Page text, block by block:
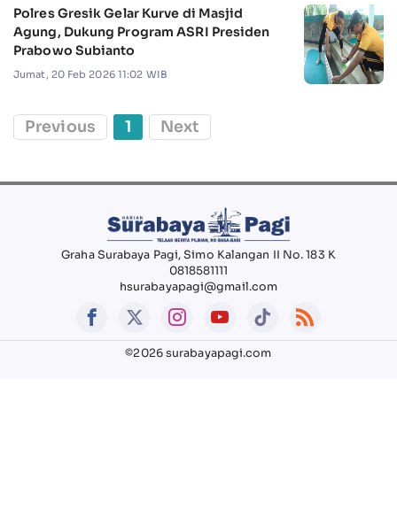
Polres Gresik Gelar Kurve di Masjid
Agung, Dukung Program ASRI Presiden
Prabowo Subianto
Jumat, 20 Feb 2026 11:02 WIB
Previous 1 Next
Graha Surabaya Pagi, Simo Kalangan II No. 183 K
0818581111
hsurabayapagi@gmail.com
©2026 surabayapagi.com